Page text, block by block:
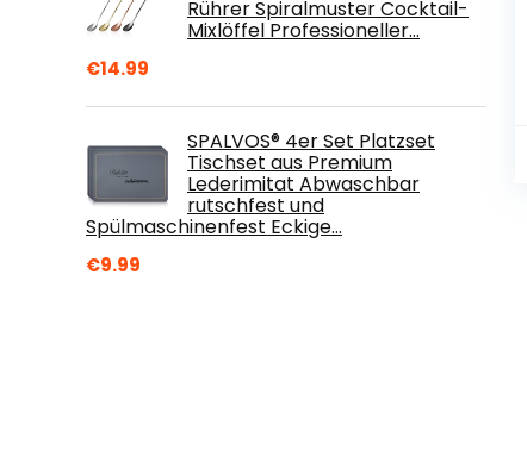
Rührer Spiralmuster Cocktail-
Mixlöffel Professioneller…
€14.99
SPALVOS® 4er Set Platzset
Tischset aus Premium
Lederimitat Abwaschbar
rutschfest und
Spülmaschinenfest Eckige…
€9.99